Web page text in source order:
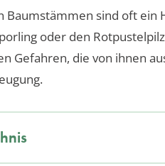
Baumstämmen sind oft ein
oder den
Gefahren, die von ihnen